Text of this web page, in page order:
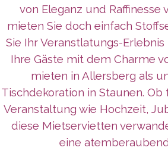
von Eleganz und Raffinesse
mieten Sie doch einfach
Sie Ihr Veranstlatungs-
Ihre Gäste mit dem Charme
mieten in Allersberg als
Tischdekoration in Staunen.
Veranstaltung wie Hochzeit,
diese Mietservietten
eine